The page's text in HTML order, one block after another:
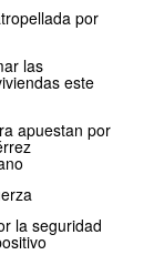
por
las
este
apuestan por
la seguridad